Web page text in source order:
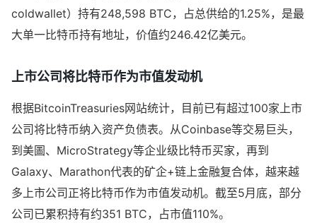
coldwallet）持有248,598 BTC，占总供给的1.25%，是最
大单一比特币持有地址，价值约246.42亿美元。
上市公司将比特币作为市值发动机
根据BitcoinTreasuries网站统计，目前已有超过100家上市
公司将比特币纳入资产负债表。从Coinbase等交易巨头，
到美圖、MicroStrategy等企业级比特币买家，再到
Galaxy、Marathon代表的矿企+链上金融复合体，越来越
多上市公司正将比特币作为市值发动机。截至5月底，部分
公司已累积持有约351 BTC，占市值110%。